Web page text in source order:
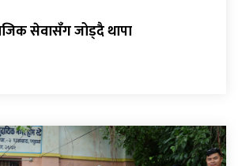
सेवासँग जोड्दै थापा